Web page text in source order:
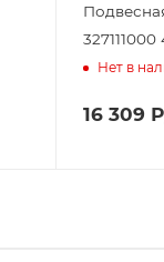
327111000
Нет в
16 309